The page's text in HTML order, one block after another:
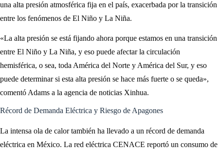
una alta presión atmosférica fija en el país, exacerbada por la transición
entre los fenómenos de El Niño y La Niña.
«La alta presión se está fijando ahora porque estamos en una transición
entre El Niño y La Niña, y eso puede afectar la circulación
hemisférica, o sea, toda América del Norte y América del Sur, y eso
puede determinar si esta alta presión se hace más fuerte o se queda»,
comentó Adams a la agencia de noticias Xinhua.
Récord de Demanda Eléctrica y Riesgo de Apagones
La intensa ola de calor también ha llevado a un récord de demanda
eléctrica en México. La red eléctrica CENACE reportó un consumo de